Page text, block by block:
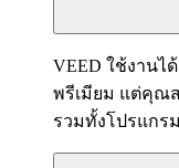
VEED ใช้งานไ
พรีเมียม แต่คุณ
รวมทั้งโปรแกร